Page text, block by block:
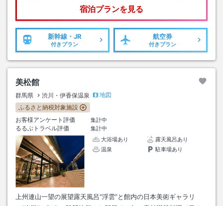
宿泊プランを見る
新幹線・JR
付きプラン
航空券
付きプラン
美松館
群馬県 渋川・伊香保温泉
地図
ふるさと納税対象施設
お客様アンケート評価
集計中
るるぶトラベル評価
集計中
大浴場あり
露天風呂あり
温泉
駐車場あり
上州連山一望の展望露天風呂“浮雲”と館内の日本美術ギャラリ